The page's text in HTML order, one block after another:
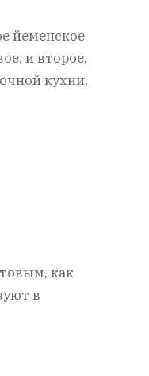
йеменское
и второе,
кухни.
как
в